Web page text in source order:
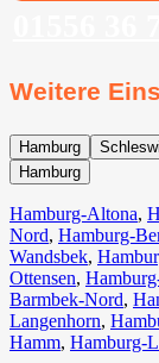
Weitere
Hamburg
Hamburg
Hamburg-Altona,
Nord, Hamburg-
Wandsbek,
Ottensen,
Barmbek-Nord,
Langenhorn,
Hamm, Hamburg-